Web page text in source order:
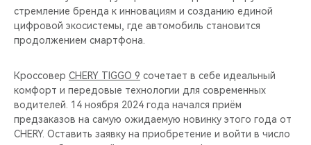
стремление бренда к инновациям и созданию единой
цифровой экосистемы, где автомобиль становится
продолжением смартфона.
Кроссовер CHERY TIGGO 9 сочетает в себе идеальный
комфорт и передовые технологии для современных
водителей. 14 ноября 2024 года начался приём
предзаказов на самую ожидаемую новинку этого года от
CHERY. Оставить заявку на приобретение и войти в число